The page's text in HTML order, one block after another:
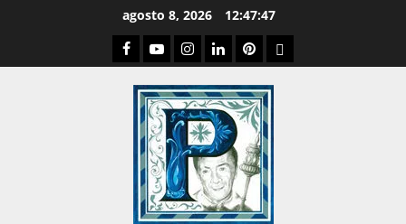
agosto 8, 2026 12:47:48
Facebook
YoutubeInstagram
LinkedPinterestDribbble